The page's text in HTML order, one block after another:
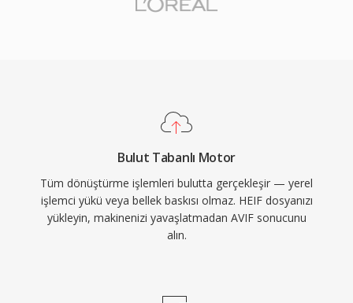
Bulut Tabanlı Motor
Tüm dönüştürme işlemleri bulutta gerçekleşir — yerel
işlemci yükü veya bellek baskısı olmaz. HEIF dosyanızı
yükleyin, makinenizi yavaşlatmadan AVIF sonucunu
alın.